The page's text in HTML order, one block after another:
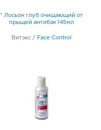
* Лосьон глуб очищающий от
прыщей антибак 145мл
Витэкс / Face Control